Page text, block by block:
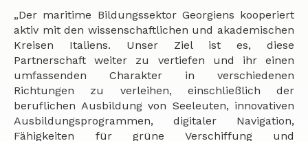
„Der maritime Bildungssektor Georgiens kooperiert
aktiv mit den wissenschaftlichen und akademischen
Kreisen Italiens. Unser Ziel ist es, diese
Partnerschaft weiter zu vertiefen und ihr einen
umfassenden Charakter in verschiedenen
Richtungen zu verleihen, einschließlich der
beruflichen Ausbildung von Seeleuten, innovativen
Ausbildungsprogrammen, digitaler Navigation,
Fähigkeiten für grüne Verschiffung und